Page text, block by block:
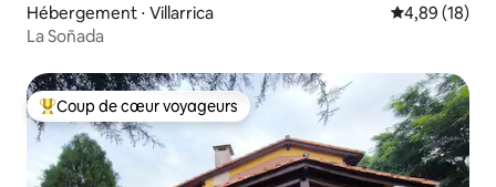
Hébergement ⋅ Villarrica Évaluation
4,89 (18)
La Soñada
Coups de cœur voyageurs les plus appréciés
Coup de cœur voyageurs